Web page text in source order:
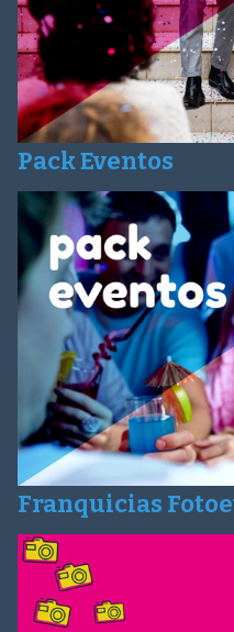
Pack Eventos
Franquicias